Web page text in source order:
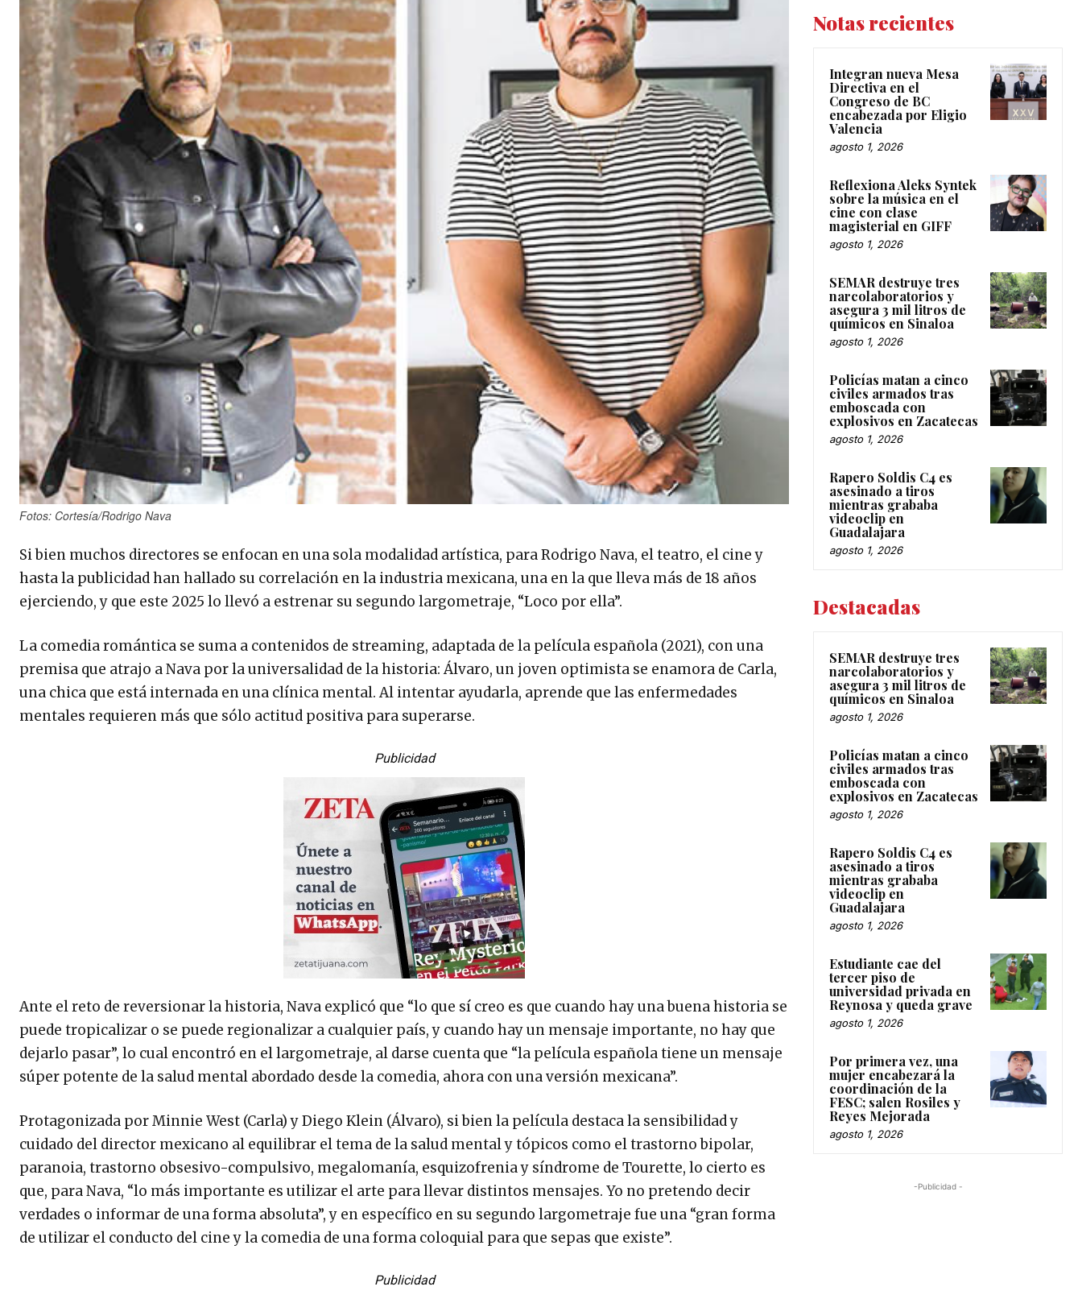
Fotos: Cortesía/Rodrigo Nava
Si bien muchos directores se enfocan en una sola modalidad artística, para Rodrigo Nava, el teatro, el cine y
hasta la publicidad han hallado su correlación en la industria mexicana, una en la que lleva más de 18 años
ejerciendo, y que este 2025 lo llevó a estrenar su segundo largometraje, “Loco por ella”.
La comedia romántica se suma a contenidos de streaming, adaptada de la película española (2021), con una
premisa que atrajo a Nava por la universalidad de la historia: Álvaro, un joven optimista se enamora de Carla,
una chica que está internada en una clínica mental. Al intentar ayudarla, aprende que las enfermedades
mentales requieren más que sólo actitud positiva para superarse.
Publicidad
Ante el reto de reversionar la historia, Nava explicó que “lo que sí creo es que cuando hay una buena historia se
puede tropicalizar o se puede regionalizar a cualquier país, y cuando hay un mensaje importante, no hay que
dejarlo pasar”, lo cual encontró en el largometraje, al darse cuenta que “la película española tiene un mensaje
súper potente de la salud mental abordado desde la comedia, ahora con una versión mexicana”.
Protagonizada por Minnie West (Carla) y Diego Klein (Álvaro), si bien la película destaca la sensibilidad y
cuidado del director mexicano al equilibrar el tema de la salud mental y tópicos como el trastorno bipolar,
paranoia, trastorno obsesivo-compulsivo, megalomanía, esquizofrenia y síndrome de Tourette, lo cierto es
que, para Nava, “lo más importante es utilizar el arte para llevar distintos mensajes. Yo no pretendo decir
verdades o informar de una forma absoluta”, y en específico en su segundo largometraje fue una “gran forma
de utilizar el conducto del cine y la comedia de una forma coloquial para que sepas que existe”.
Publicidad
Notas recientes
Integran nueva Mesa
Directiva en el
Congreso de BC
encabezada por Eligio
Valencia
agosto 1, 2026
Reflexiona Aleks Syntek
sobre la música en el
cine con clase
magisterial en GIFF
agosto 1, 2026
SEMAR destruye tres
narcolaboratorios y
asegura 3 mil litros de
químicos en Sinaloa
agosto 1, 2026
Policías matan a cinco
civiles armados tras
emboscada con
explosivos en Zacatecas
agosto 1, 2026
Rapero Soldis C4 es
asesinado a tiros
mientras grababa
videoclip en
Guadalajara
agosto 1, 2026
Destacadas
SEMAR destruye tres
narcolaboratorios y
asegura 3 mil litros de
químicos en Sinaloa
agosto 1, 2026
Policías matan a cinco
civiles armados tras
emboscada con
explosivos en Zacatecas
agosto 1, 2026
Rapero Soldis C4 es
asesinado a tiros
mientras grababa
videoclip en
Guadalajara
agosto 1, 2026
Estudiante cae del
tercer piso de
universidad privada en
Reynosa y queda grave
agosto 1, 2026
Por primera vez, una
mujer encabezará la
coordinación de la
FESC; salen Rosiles y
Reyes Mejorada
agosto 1, 2026
-Publicidad -